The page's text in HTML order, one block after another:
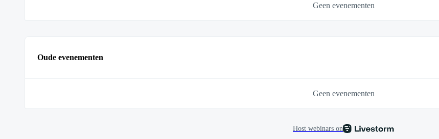
Geen evenementen
Oude evenementen
Geen evenementen
Host webinars on